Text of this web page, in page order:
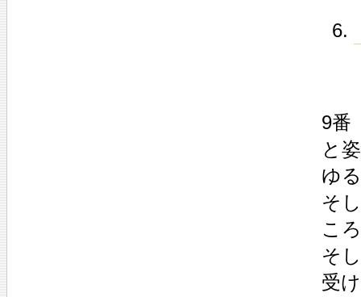
9番
と
ゆ
そ
こ
そ
受